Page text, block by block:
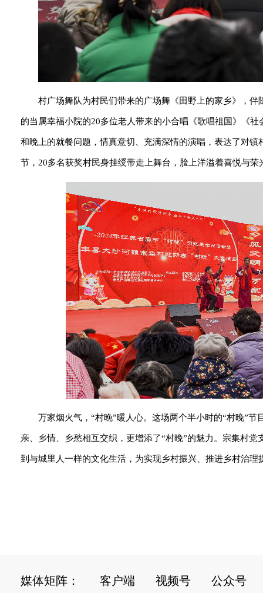
村广场舞队为村民们带来的广场舞《田野上的家乡》，
的当属幸福小院的20多位老人带来的小合唱《歌唱祖国》《
和晚上的就餐问题，情真意切、充满深情的演唱，表达了对
节，20多名获奖村民身挂绶带走上舞台，脸上洋溢着喜悦与荣
万家烟火气，“村晚”暖人心。这场两个半小时的“村晚”
亲、乡情、乡愁相互交织，更增添了“村晚”的魅力。宗集村
到与城里人一样的文化生活，为实现乡村振兴、推进乡村治
媒体矩阵： 客户端 视频号 公众号